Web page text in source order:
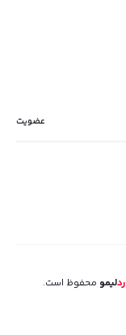
ردلیمو محفوظ است.